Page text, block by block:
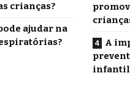
crianças?
ajudar na
A
infantil